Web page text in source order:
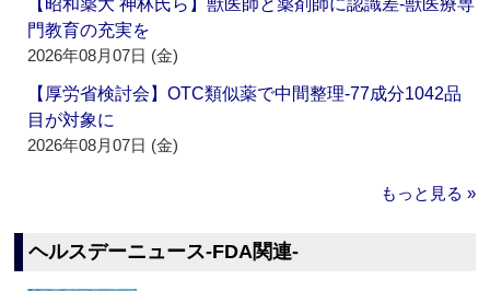
【昭和薬大 神林氏ら】獣医師と薬剤師に認識差‐獣医療専
門教育の充実を
2026年08月07日 (金)
【厚労省検討会】OTC類似薬で中間整理‐77成分1042品
目が対象に
2026年08月07日 (金)
もっと見る »
ヘルスデーニュース‐FDA関連‐